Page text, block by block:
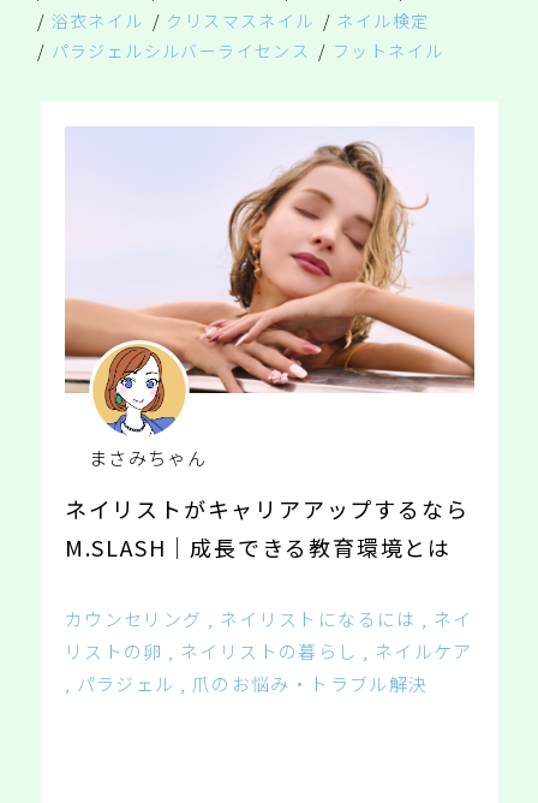
浴衣ネイル
クリスマスネイル
ネイル検定
パラジェルシルバーライセンス
フットネイル
まさみちゃん
ネイリストがキャリアアップするなら
M.SLASH｜成長できる教育環境とは
カウンセリング ネイリストになるには
ネイ
リストの卵
ネイリストの暮らし
ネイルケア
パラジェル
爪のお悩み・トラブル解決